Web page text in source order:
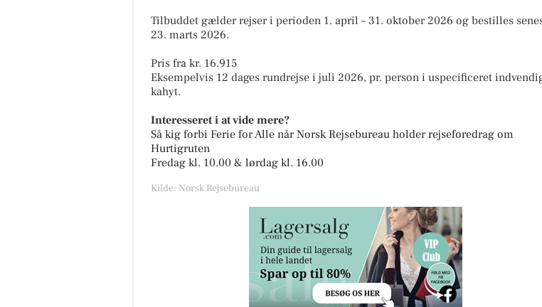
Tilbuddet gælder rejser i perioden 1. april – 31. oktober 2026 og bestilles
23. marts 2026.
Pris fra kr. 16.915
Eksempelvis 12 dages rundrejse i juli 2026, pr. person i uspecificeret
kahyt.
Interesseret i at vide mere?
Så kig forbi Ferie for Alle når Norsk Rejsebureau holder rejseforedrag om
Hurtigruten
Fredag kl. 10.00 & lørdag kl. 16.00
Kilde: Norsk Rejsebureau